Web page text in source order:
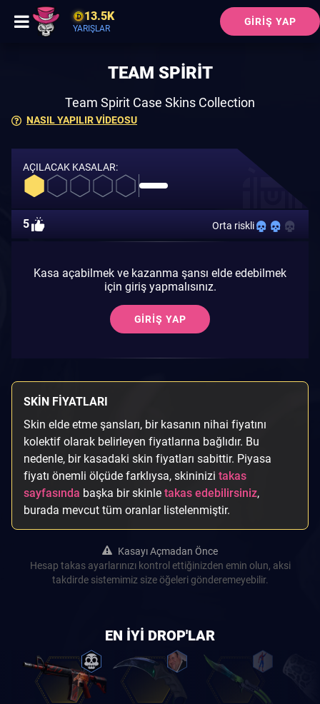
13.5K
YARIŞLAR
GIRIŞ YAP
NASIL YAPILIR VIDEOSU
TEAM SPIRIT
Team Spirit Case Skins Collection
AÇILACAK KASALAR:
5 Orta riskli
Kasa açabilmek ve kazanma şansı elde edebilmek
için giriş yapmalısınız.
GIRIŞ YAP
SKIN FIYATLARI
Skin elde etme şansları, bir kasanın nihai fiyatını
kolektif olarak belirleyen fiyatlarına bağlıdır. Bu
nedenle, bir kasadaki skin fiyatları sabittir. Piyasa
fiyatı önemli ölçüde farklıysa, skininizi takas
sayfasında başka bir skinle takas edebilirsiniz,
burada mevcut tüm oranlar listelenmiştir.
Kasayı Açmadan Önce
Hesap takas ayarlarınızı kontrol ettiğinizden emin olun, aksi
takdirde sistemimiz size öğeleri gönderemeyebilir.
EN IYI DROP'LAR